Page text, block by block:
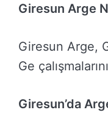
Giresun Arge
Giresun Arge,
Ge
Giresun’da